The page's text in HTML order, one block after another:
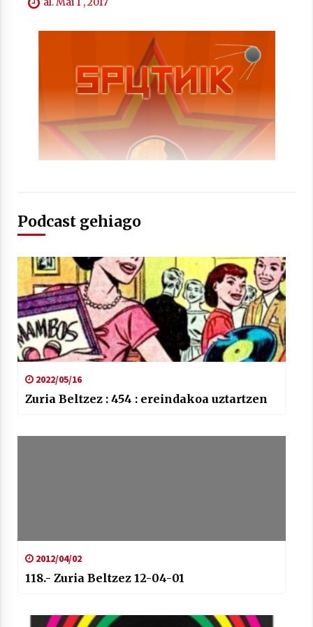
Arrosaren laburpen bideoa Hamaika
Telebistaren eskutik
2021/06/30
Podcast gehiago
2022/05/16
Zuria Beltzez : 454 : ereindakoa uztartzen
2012/04/02
118.- Zuria Beltzez 12-04-01